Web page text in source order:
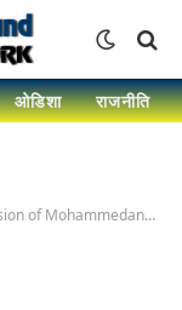
ओडिशा राजनीति
Club, from the 2024-25 Season